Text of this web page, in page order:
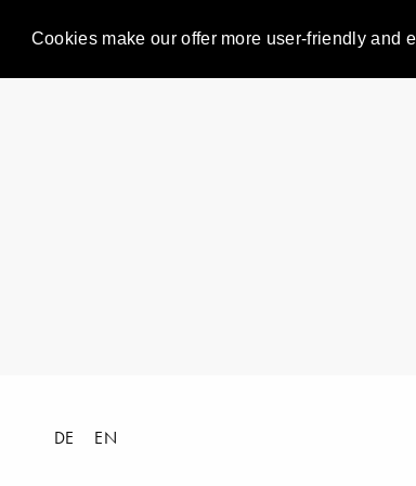
Cookies make our offer more user-friendly and
DE EN